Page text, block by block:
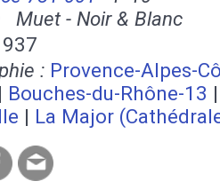
Muet - Noir & Blanc
: Provence-Alpes-
| Bouches-du-Rhône-13 |
| La Major